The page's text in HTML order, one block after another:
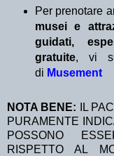
Per prenotare
musei e
guidati,
gratuite, vi
di Musement
NOTA BENE:
IL
PURAMENTE
POSSONO
RISPETTO AL